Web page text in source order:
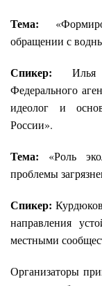
Тема:
обращении с
Спикер: Илья
Федерального
идеолог и
России».
Тема: «Роль
проблемы
Спикер:
направления
местными
Организаторы